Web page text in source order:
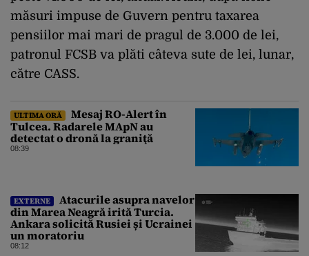
măsuri impuse de Guvern pentru taxarea
pensiilor mai mari de pragul de 3.000 de lei,
patronul FCSB va plăti câteva sute de lei, lunar,
către CASS.
ULTIMA ORĂ
Mesaj RO-Alert în
Tulcea. Radarele MApN au
detectat o dronă la graniţă
08:39
EXTERNE
Atacurile asupra navelor
din Marea Neagră irită Turcia.
Ankara solicită Rusiei și Ucrainei
un moratoriu
08:12